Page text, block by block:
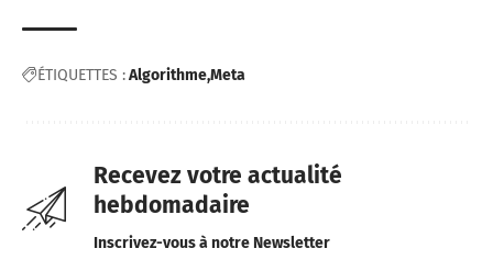
ÉTIQUETTES :AlgorithmeMeta
Recevez votre actualité
hebdomadaire
Inscrivez-vous à notre Newsletter